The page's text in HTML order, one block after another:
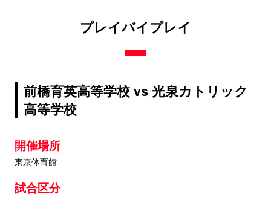
プレイバイプレイ
前橋育英高等学校 vs 光泉カトリック
高等学校
開催場所
東京体育館
試合区分